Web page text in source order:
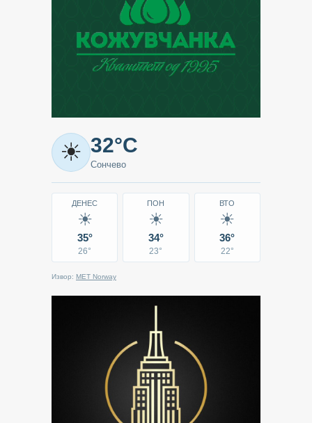
Метео
-
Кавадарци
☀ 32°C
Сончево
ДЕНЕС
☀
35°
26°
ПОН
☀
34°
23°
ВТО
☀
36°
22°
Извор: MET Norway